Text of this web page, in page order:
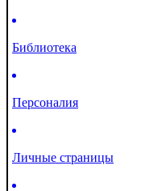
Библиотека
Персоналия
Личные страницы